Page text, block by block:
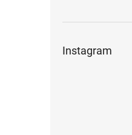
Instagram